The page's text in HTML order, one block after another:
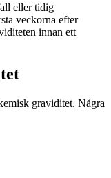
eller tidig
veckorna efter
innan ett
graviditet. Några